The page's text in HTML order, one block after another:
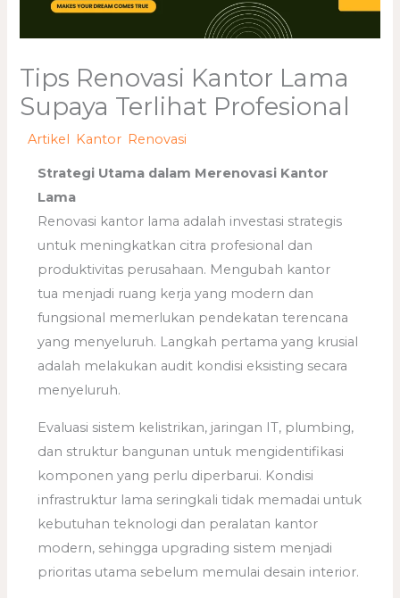
Tips Renovasi Kantor Lama
Supaya Terlihat Profesional
/Artikel Kantor Renovasi
Strategi Utama dalam Merenovasi Kantor
Lama
Renovasi kantor lama adalah investasi strategis
untuk meningkatkan citra profesional dan
produktivitas perusahaan. Mengubah kantor
tua menjadi ruang kerja yang modern dan
fungsional memerlukan pendekatan terencana
yang menyeluruh. Langkah pertama yang krusial
adalah melakukan audit kondisi eksisting secara
menyeluruh.
Evaluasi sistem kelistrikan, jaringan IT, plumbing,
dan struktur bangunan untuk mengidentifikasi
komponen yang perlu diperbarui. Kondisi
infrastruktur lama seringkali tidak memadai untuk
kebutuhan teknologi dan peralatan kantor
modern, sehingga upgrading sistem menjadi
prioritas utama sebelum memulai desain interior.